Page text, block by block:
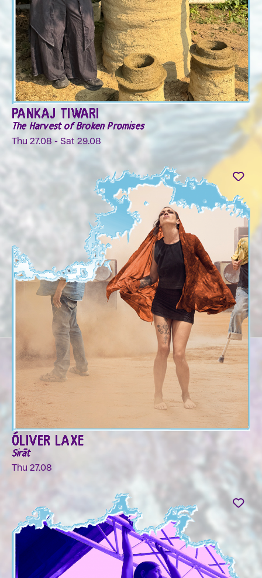
PANKAJ TIWARI
The Harvest of Broken Promises
Thu 27.08 - Sat 29.08
ÓLIVER LAXE
Sirāt
Thu 27.08